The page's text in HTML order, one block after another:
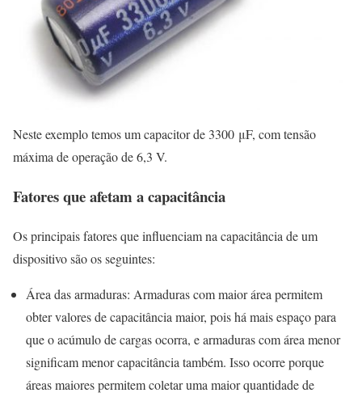
Neste exemplo temos um capacitor de 3300 μF, com tensão
máxima de operação de 6,3 V.
Fatores que afetam a capacitância
Os principais fatores que influenciam na capacitância de um
dispositivo são os seguintes:
Área das armaduras: Armaduras com maior área permitem
obter valores de capacitância maior, pois há mais espaço para
que o acúmulo de cargas ocorra, e armaduras com área menor
significam menor capacitância também. Isso ocorre porque
áreas maiores permitem coletar uma maior quantidade de